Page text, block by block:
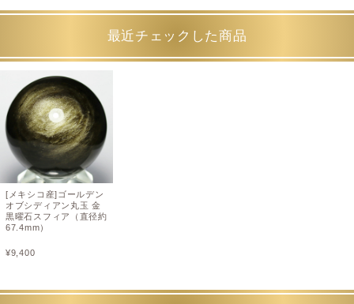
最近チェックした商品
[メキシコ産]ゴールデン
オブシディアン丸玉 金
黒曜石スフィア（直径約
67.4mm）
¥9,400